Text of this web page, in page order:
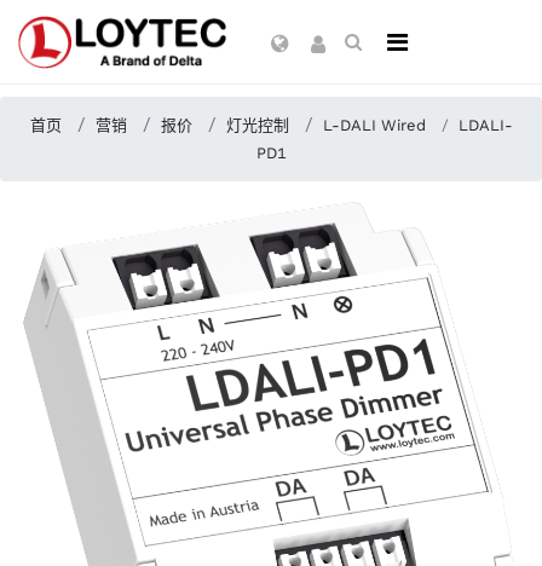
首页 营销 报价 灯光控制 L-DALI Wired
LDALI-
PD1